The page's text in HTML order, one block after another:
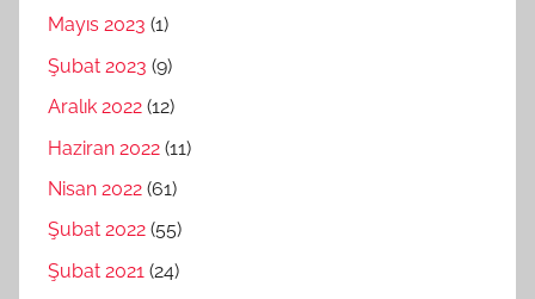
Mayıs 2023 (1)
Şubat 2023 (9)
Aralık 2022 (12)
Haziran 2022 (11)
Nisan 2022 (61)
Şubat 2022 (55)
Şubat 2021 (24)